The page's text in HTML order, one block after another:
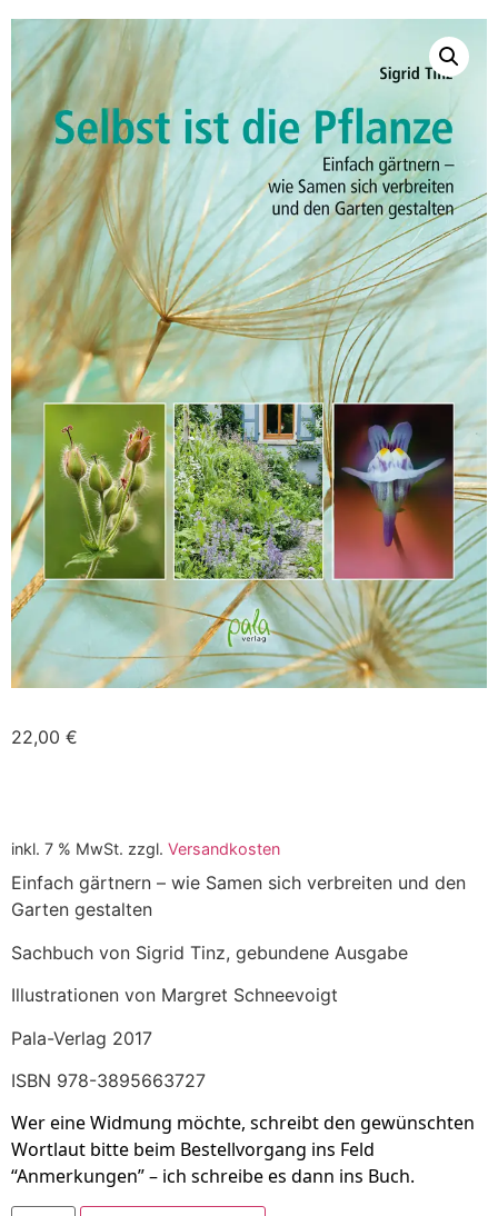
22,00 €
inkl. 7 % MwSt. zzgl. Versandkosten
Einfach gärtnern – wie Samen sich verbreiten und den
Garten gestalten
Sachbuch von Sigrid Tinz, gebundene Ausgabe
Illustrationen von Margret Schneevoigt
Pala-Verlag 2017
ISBN 978-3895663727
Wer eine Widmung möchte, schreibt den gewünschten
Wortlaut bitte beim Bestellvorgang ins Feld
“Anmerkungen” – ich schreibe es dann ins Buch.